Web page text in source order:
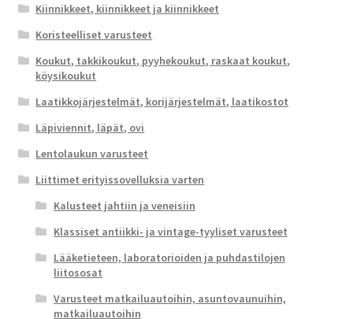
Kiinnikkeet, kiinnikkeet ja kiinnikkeet
Koristeelliset varusteet
Koukut, takkikoukut, pyyhekoukut, raskaat koukut,
köysikoukut
Laatikkojärjestelmät, korijärjestelmät, laatikostot
Läpiviennit, läpät, ovi
Lentolaukun varusteet
Liittimet erityissovelluksia varten
Kalusteet jahtiin ja veneisiin
Klassiset antiikki- ja vintage-tyyliset varusteet
Lääketieteen, laboratorioiden ja puhdastilojen
liitososat
Varusteet matkailuautoihin, asuntovaunuihin,
matkailuautoihin